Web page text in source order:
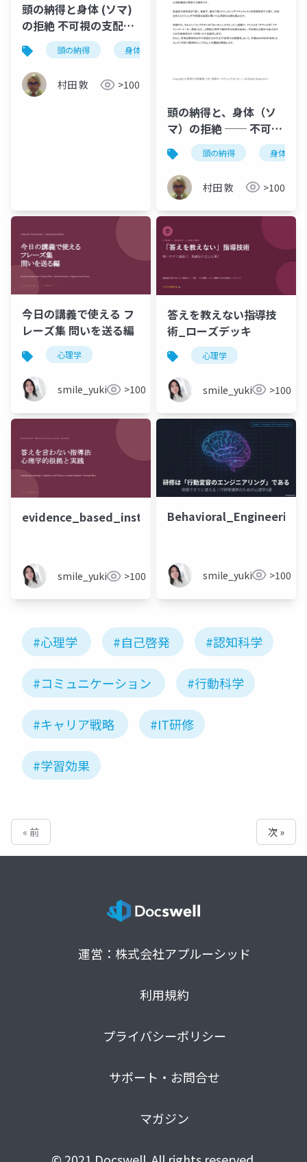
頭の納得と身体 (ソマ)
の拒絶 不可視の支配を
解体し自らの「赤い
糸」を手繰り寄せる心
理学
頭の納得 身体の拒絶
村田 敦 >100
頭の納得と、身体（ソ
マ）の拒絶 ── 不可視
の支配を解体し、自ら
の「赤い糸」を手繰り
寄せる心理学
頭の納得 身体の拒
村田 敦 >100
今日の講義で使える フ
レーズ集 問いを送る編
心理学
smile_yukiko_it>100
答えを教えない指導技
術_ローズデッキ
心理学
smile_yukiko_it>100
evidence_based_instructor_rose
smile_yukiko_it>100 smile_yukiko_it>100
#心理学 #自己啓発 #認知科学
#コミュニケーション #行動科学
#キャリア戦略 #IT研修
#学習効果
« 前 次 »
運営：株式会社アプルーシッド
利用規約
プライバシーポリシー
サポート・お問合せ
マガジン